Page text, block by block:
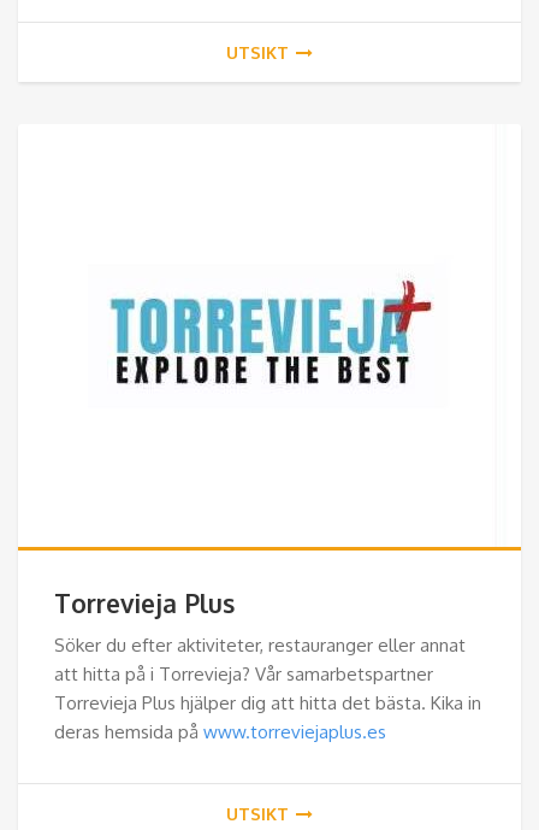
UTSIKT
Torrevieja Plus
Söker du efter aktiviteter, restauranger eller annat
att hitta på i Torrevieja? Vår samarbetspartner
Torrevieja Plus hjälper dig att hitta det bästa. Kika in
deras hemsida på www.torreviejaplus.es
UTSIKT